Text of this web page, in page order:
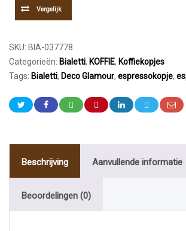
Vergelijk
SKU: BIA-037778
Categorieën: Bialetti, KOFFIE, Koffiekopjes
Tags: Bialetti, Deco Glamour, espressokopje,
Beschrijving Aanvullende informatie
Beoordelingen (0)